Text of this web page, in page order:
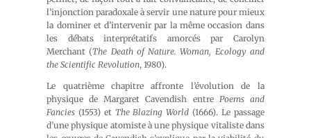
l’injonction paradoxale à servir une nature pour mieux
la dominer et d’intervenir par la même occasion dans
les débats interprétatifs amorcés par Carolyn
Merchant (The Death of Nature. Woman, Ecology and
the Scientific Revolution, 1980).
Le quatrième chapitre affronte l’évolution de la
physique de Margaret Cavendish entre Poems and
Fancies(1553) et The Blazing World(1666). Le passage
d’une physique atomiste à une physique vitaliste dans